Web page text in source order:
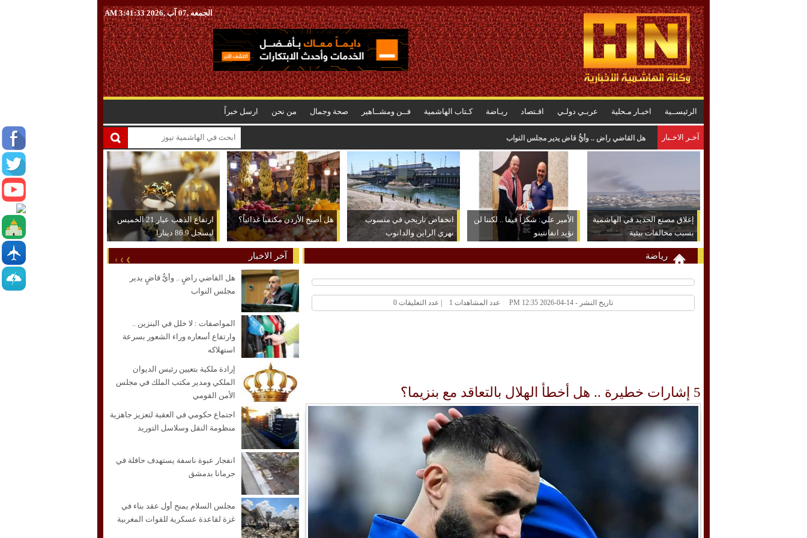
الجمعه ,07 آب ,2026 3:41:34 AM
الرئيســية اخبـار مـحلية عربـي دولـي اقـتصاد ريـاضة كـتاب الهاشمية فــن ومشــاهير صحة وجمال من نحن ارسل خبراً
آخـر الاخـبار المواصفات : لا خلل في البنزين .. وارتفاع أسعاره وراء الشعور بسرعة استهلاكه
إغلاق مصنع الحديد في الهاشمية
بسبب مخالفات بيئية
الأمير علي: شكراً فيفا .. لكننا لن
نؤيد انفانتينو
انخفاض تاريخي في منسوب
نهري الراين والدانوب
هل أصبح الأردن مكتفياً غذائياً؟
ارتفاع الذهب عيار 21 الخميس
ليسجل 86.9 دينارا
رياضة
تاريخ النشر - 14-04-2026 12:35 PM عدد المشاهدات 1 | عدد التعليقات 0
5 إشارات خطيرة .. هل أخطأ الهلال بالتعاقد مع بنزيما؟
آخر الاخبار
هل القاضي راضٍ .. وأيُّ قاضٍ يدير
مجلس النواب
المواصفات : لا خلل في البنزين ..
وارتفاع أسعاره وراء الشعور بسرعة
استهلاكه
إرادة ملكية بتعيين رئيس الديوان
الملكي ومدير مكتب الملك في مجلس
الأمن القومي
اجتماع حكومي في العقبة لتعزيز جاهزية
منظومة النقل وسلاسل التوريد
انفجار عبوة ناسفة يستهدف حافلة في
جرمانا بدمشق
مجلس السلام يمنح أول عقد بناء في
غزة لقاعدة عسكرية للقوات المغربية